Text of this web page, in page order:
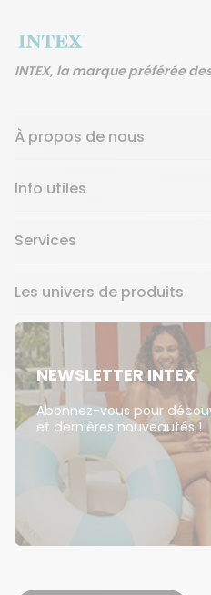
INTEX, la marque préférée
À propos de nous
Info utiles
Services
Les univers de produits
NEWSLETTER INTEX
Abonnez-vous pour
et dernières nouveautés !